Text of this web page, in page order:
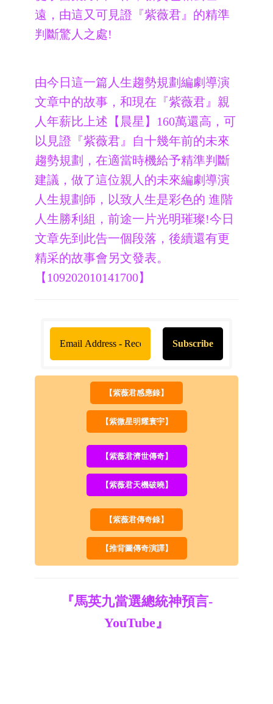
遠，由這又可見證『紫薇君』的精準
判斷驚人之處!
由今日這一篇人生趨勢規劃編劇導演
文章中的故事，和現在『紫薇君』親
人年薪比上述【晨星】160萬還高，可
以見證『紫薇君』自十幾年前的未來
趨勢規劃，在適當時機給予精準判斷
建議，做了這位親人的未來編劇導演
人生規劃師，以致人生是彩色的 進階
人生勝利組，前途一片光明璀璨!今日
文章先到此告一個段落，後續還有更
精采的故事會另文發表。
【109202010141700】
【紫薇君感應錄】
【紫微星明耀寰宇】
【紫薇君濟世傳奇】
【紫薇君天機破曉】
【紫薇君傳奇錄】
【推背圖傳奇演譯】
『馬英九當選總統神預言-
YouTube』